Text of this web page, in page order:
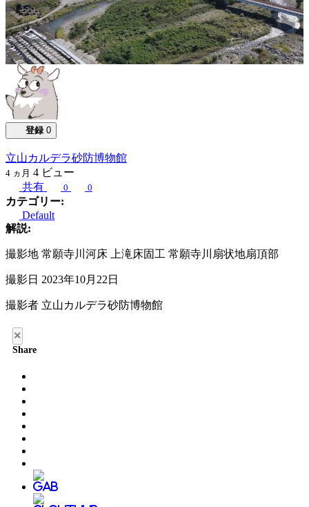
登録 0
立山カルデラ砂防博物館
4 ヵ月 4 ビュー
共有
0 0
カテゴリー:
Default
解説:
撮影地 常願寺川河床 上滝床固工 常願寺川扇状地扇頂部
撮影日 2023年10月22日
撮影者 立山カルデラ砂防博物館
×
Share